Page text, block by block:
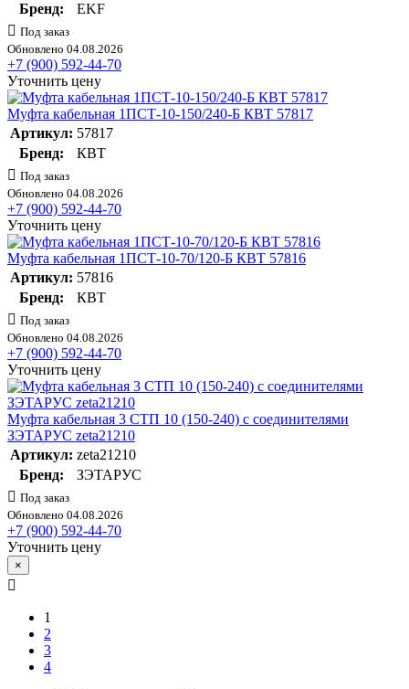
Бренд: EKF
Под заказ
Обновлено 04.08.2026
+7 (900) 592-44-70
Уточнить цену
Муфта кабельная 1ПСТ-10-150/240-Б КВТ 57817
Артикул: 57817
Бренд:
КВТ
Под заказ
Обновлено 04.08.2026
+7 (900) 592-44-70
Уточнить цену
Муфта кабельная 1ПСТ-10-70/120-Б КВТ 57816
Артикул: 57816
Бренд:
КВТ
Под заказ
Обновлено 04.08.2026
+7 (900) 592-44-70
Уточнить цену
Муфта кабельная 3 СТП 10 (150-240) с соединителями
ЗЭТАРУС zeta21210
Артикул: zeta21210
Бренд:
ЗЭТАРУС
Под заказ
Обновлено 04.08.2026
+7 (900) 592-44-70
Уточнить цену
×
1
2
3
4